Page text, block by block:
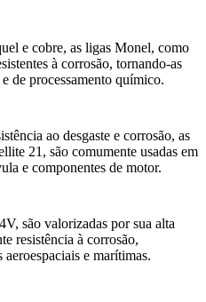
e cobre, as ligas Monel, como
à corrosão, tornando-as
de processamento químico.
ao desgaste e corrosão, as
21 , são comumente usadas em
e componentes de motor.
, são valorizadas por sua alta
resistência à corrosão,
e marítimas.